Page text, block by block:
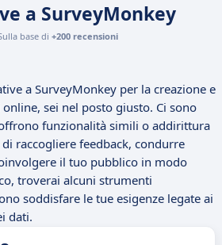
a SurveyMonkey
base di +200 recensioni
a SurveyMonkey per la creazione e
sei nel posto giusto. Ci sono
funzionalità simili o addirittura
raccogliere feedback, condurre
il tuo pubblico in modo
troverai alcuni strumenti
soddisfare le tue esigenze legate ai
dati.